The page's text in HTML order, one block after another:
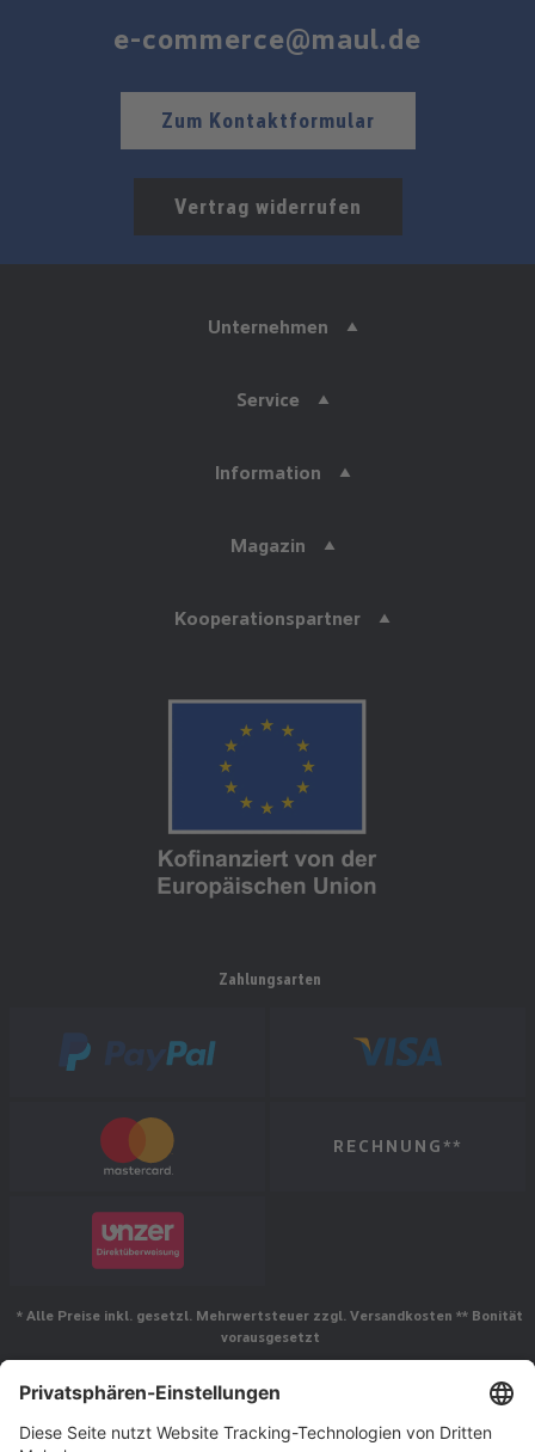
e-commerce@maul.de
Zum Kontaktformular
Vertrag widerrufen
Unternehmen
Service
Information
Magazin
Kooperationspartner
Zahlungsarten
RECHNUNG**
* Alle Preise inkl. gesetzl. Mehrwertsteuer zzgl. Versandkosten ** Bonität
vorausgesetzt
Folgen Sie uns